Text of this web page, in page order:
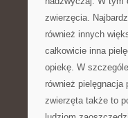
zwierzęcia.
również innych
całkowicie inna
opiekę. W
również pielęgnacja
zwierzęta także to